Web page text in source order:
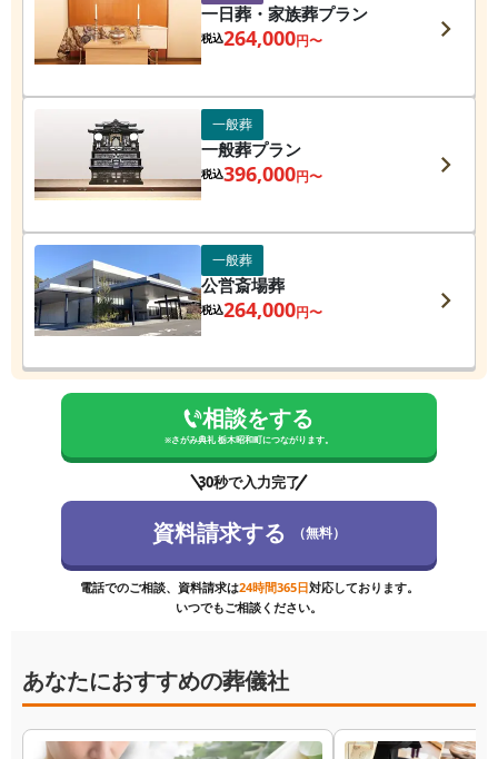
一日葬・家族葬プラン
税込264,000円〜
一般葬
一般葬プラン
税込396,000円〜
一般葬
公営斎場葬
税込264,000円〜
相談をする
※さがみ典礼 栃木昭和町につながります。
30秒で入力完了
資料請求する （無料）
電話でのご相談、資料請求は24時間365日対応しております。
いつでもご相談ください。
あなたにおすすめの葬儀社